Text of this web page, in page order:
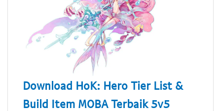
Download HoK: Hero Tier List &
Build Item MOBA Terbaik 5v5